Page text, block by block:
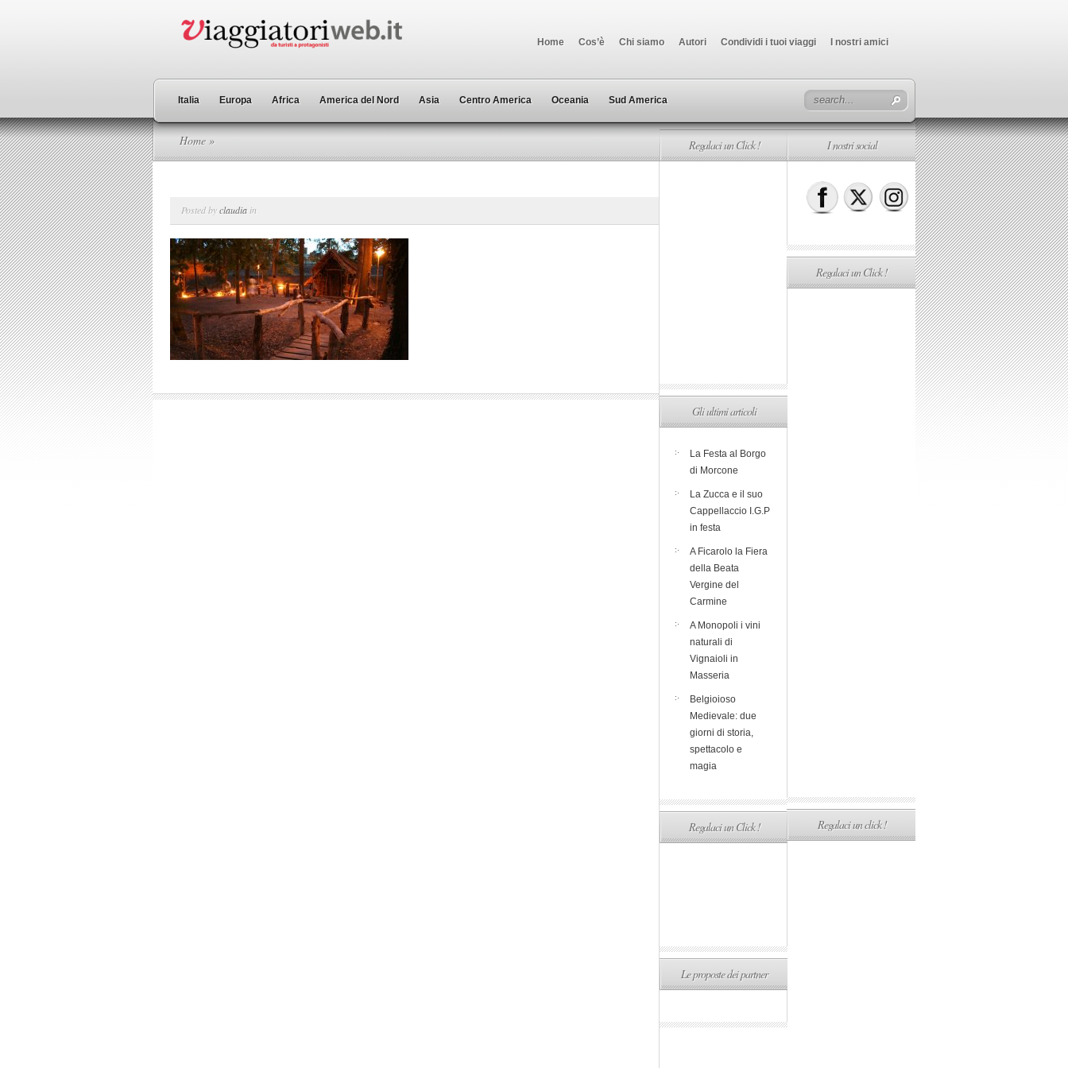
Home Cos’è Chi siamo Autori Condividi i tuoi viaggi I nostri amici
Italia Europa Africa America del Nord Asia Centro America Oceania Sud America
Home »
Posted byclaudia in
Regalaci un Click !
Gli ultimi articoli
La Festa al Borgo
di Morcone
La Zucca e il suo
Cappellaccio I.G.P
in festa
A Ficarolo la Fiera
della Beata
Vergine del
Carmine
A Monopoli i vini
naturali di
Vignaioli in
Masseria
Belgioioso
Medievale: due
giorni di storia,
spettacolo e
magia
Regalaci un Click !
Le proposte dei partner
I nostri social
Regalaci un Click !
Regalaci un click !